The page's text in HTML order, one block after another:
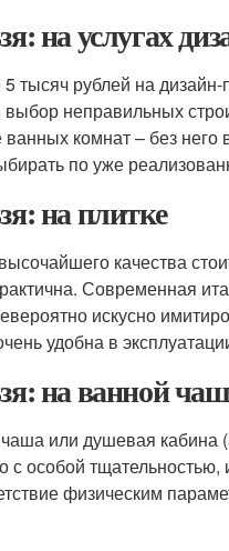
на услугах
тысяч рублей на
неправильных
ванных комнат – без
по уже
на плитке
качества
Современная
искусно
удобна в
на ванной
или душевая кабина
с особой
физическим